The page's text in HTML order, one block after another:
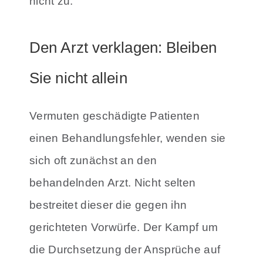
Den Arzt verklagen: Bleiben
Sie nicht allein
Vermuten geschädigte Patienten
einen Behandlungsfehler, wenden sie
sich oft zunächst an den
behandelnden Arzt. Nicht selten
bestreitet dieser die gegen ihn
gerichteten Vorwürfe. Der Kampf um
die Durchsetzung der Ansprüche auf